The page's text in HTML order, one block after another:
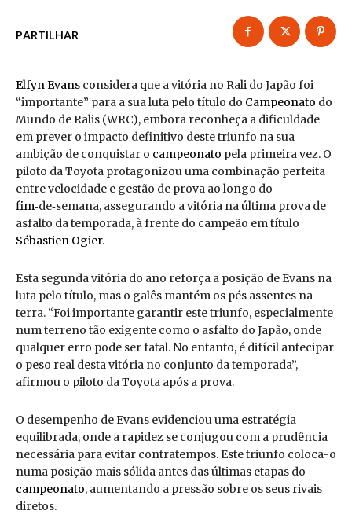
PARTILHAR
Elfyn Evans considera que a vitória no Rali do Japão foi
“importante” para a sua luta pelo título do Campeonato do
Mundo de Ralis (WRC), embora reconheça a dificuldade
em prever o impacto definitivo deste triunfo na sua
ambição de conquistar o campeonato pela primeira vez. O
piloto da Toyota protagonizou uma combinação perfeita
entre velocidade e gestão de prova ao longo do
fim‑de‑semana, assegurando a vitória na última prova de
asfalto da temporada, à frente do campeão em título
Sébastien Ogier.
Esta segunda vitória do ano reforça a posição de Evans na
luta pelo título, mas o galês mantém os pés assentes na
terra. “Foi importante garantir este triunfo, especialmente
num terreno tão exigente como o asfalto do Japão, onde
qualquer erro pode ser fatal. No entanto, é difícil antecipar
o peso real desta vitória no conjunto da temporada”,
afirmou o piloto da Toyota após a prova.
O desempenho de Evans evidenciou uma estratégia
equilibrada, onde a rapidez se conjugou com a prudência
necessária para evitar contratempos. Este triunfo coloca-o
numa posição mais sólida antes das últimas etapas do
campeonato, aumentando a pressão sobre os seus rivais
diretos.